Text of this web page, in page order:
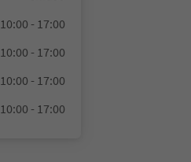
10:00 - 17:00
10:00 - 17:00
10:00 - 17:00
10:00 - 17:00